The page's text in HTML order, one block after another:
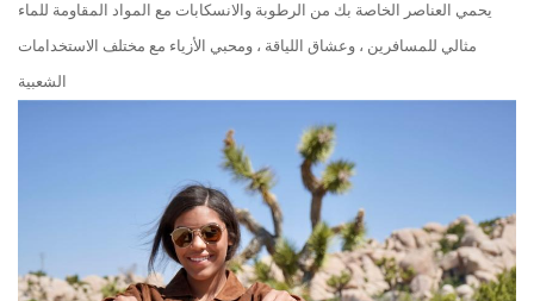
يحمي العناصر الخاصة بك من الرطوبة والانسكابات مع المواد المقاومة للماء
مثالي للمسافرين ، وعشاق اللياقة ، ومحبي الأزياء مع مختلف الاستخدامات
الشعبية